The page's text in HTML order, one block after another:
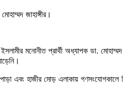
জাহাঙ্গীর।
মনোনীত প্রার্থী অধ্যাপক ডা.
এবং হাজীর মোড় এলাকায়